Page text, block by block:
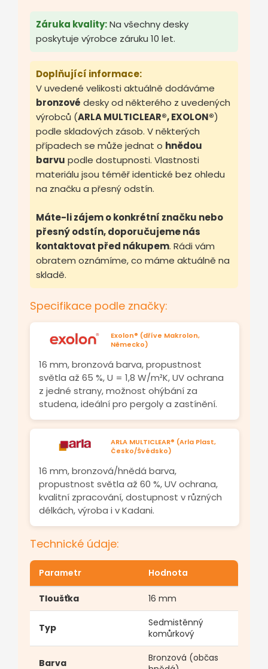
Záruka kvality:Na všechny desky
poskytuje výrobce záruku 10 let.
Doplňující informace:
V uvedené velikosti aktuálně dodáváme
bronzové desky od některého z uvedených
výrobců (ARLA MULTICLEAR®, EXOLON®)
podle skladových zásob. V některých
případech se může jednat o hnědou
barvu podle dostupnosti. Vlastnosti
materiálu jsou téměř identické bez ohledu
na značku a přesný odstín.
Máte-li zájem o konkrétní značku nebo
přesný odstín, doporučujeme nás
kontaktovat před nákupem. Rádi vám
obratem oznámíme, co máme aktuálně na
skladě.
Specifikace podle značky:
Exolon® (dříve Makrolon,
Německo)
16 mm, bronzová barva, propustnost
světla až 65 %, U = 1,8 W/m²K, UV ochrana
z jedné strany, možnost ohýbání za
studena, ideální pro pergoly a zastínění.
ARLA MULTICLEAR® (Arla Plast,
Česko/Švédsko)
16 mm, bronzová/hnědá barva,
propustnost světla až 60 %, UV ochrana,
kvalitní zpracování, dostupnost v různých
délkách, výroba i v Kadani.
Technické údaje:
Parametr Hodnota
Tloušťka 16 mm
Typ
Sedmistěnný
komůrkový
Barva
Bronzová (občas